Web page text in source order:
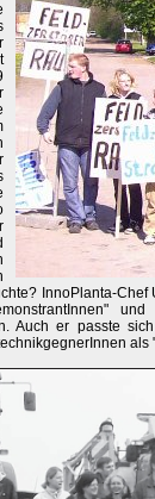
InnoPlanta-
Auch er passte
als